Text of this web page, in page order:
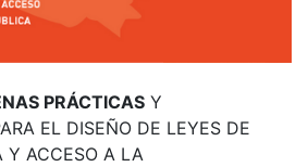
PRÁCTICAS Y
EL DISEÑO DE LEYES DE
Y ACCESO A LA